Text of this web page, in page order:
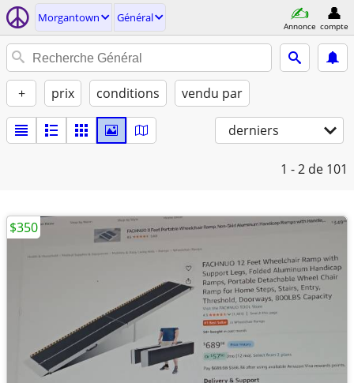
Morgantown Général
Annonce compte
+ prix conditions vendu par
derniers
1 - 2 de 101
$350